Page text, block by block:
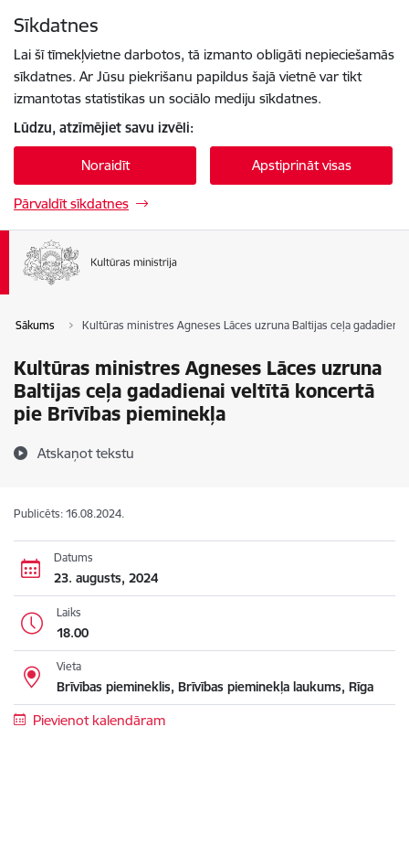
Sīkdatnes
Lai šī tīmekļvietne darbotos, tā izmanto obligāti nepieciešamās
sīkdatnes. Ar Jūsu piekrišanu papildus šajā vietnē var tikt
izmantotas statistikas un sociālo mediju sīkdatnes.
Lūdzu, atzīmējiet savu izvēli:
Noraidīt Apstiprināt visas
Pārvaldīt sīkdatnes
Sākums Kultūras ministres Agneses Lāces uzruna Baltijas ceļa
Kultūras ministres Agneses Lāces uzruna
Baltijas ceļa gadadienai veltītā koncertā
pie Brīvības pieminekļa
Atskaņot tekstu
Publicēts: 16.08.2024.
Datums
23. augusts, 2024
Laiks
18.00
Vieta
Brīvības piemineklis, Brīvības pieminekļa laukums, Rīga
Pievienot kalendāram